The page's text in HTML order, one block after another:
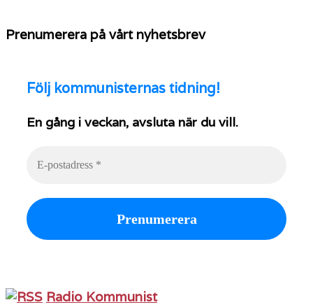
Prenumerera på vårt nyhetsbrev
Följ kommunisternas tidning!
En gång i veckan, avsluta när du vill.
Radio Kommunist